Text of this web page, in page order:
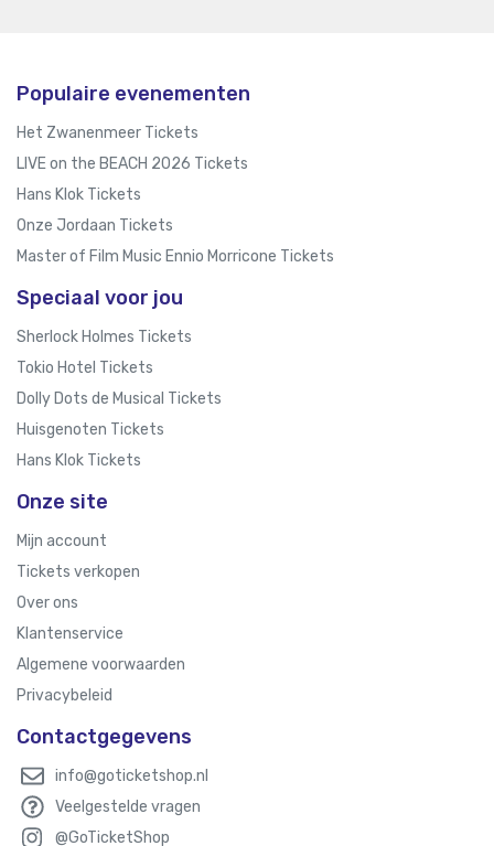
Populaire evenementen
Het Zwanenmeer Tickets
LIVE on the BEACH 2026 Tickets
Hans Klok Tickets
Onze Jordaan Tickets
Master of Film Music Ennio Morricone Tickets
Speciaal voor jou
Sherlock Holmes Tickets
Tokio Hotel Tickets
Dolly Dots de Musical Tickets
Huisgenoten Tickets
Hans Klok Tickets
Onze site
Mijn account
Tickets verkopen
Over ons
Klantenservice
Algemene voorwaarden
Privacybeleid
Contactgegevens
info@goticketshop.nl
Veelgestelde vragen
@GoTicketShop